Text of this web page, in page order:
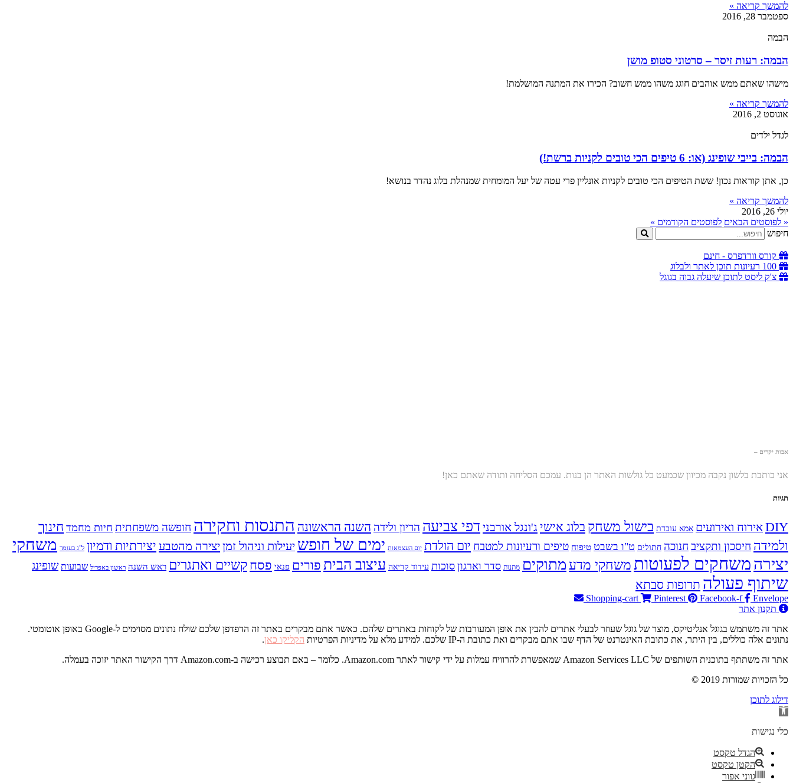
להמשך קריאה »
ספטמבר 28, 2016
הבמה
הבמה: רעות זיסר – סרטוני סטופ מושן
מישהו שאתם ממש אוהבים חוגג משהו ממש חשוב? הכירו את המתנה המושלמת!
להמשך קריאה »
אוגוסט 2, 2016
לגדל ילדים
הבמה: בייבי שופינג (או: 6 טיפים הכי טובים לקניות ברשת!)
כן, אתן קוראות נכון! ששת הטיפים הכי טובים לקניות אונליין פרי עטה של יעל המומחית שמנהלת בלוג נהדר בנושא!
להמשך קריאה »
יולי 26, 2016
« לפוסטים הבאים לפוסטים הקודמים »
חיפוש
קורס וורדפרס - חינם
100 רעיונות תוכן לאתר ולבלוג
צ'ק ליסט לתוכן שיעלה גבוה בגוגל
אבות יקרים –
אני כותבת בלשון נקבה מכיוון שכמעט כל גולשות האתר הן בנות. עמכם הסליחה ותודה שאתם כאן!
תגיות
DIYאירוח ואירועים אמא עובדת בישול משחק בלוג אישי ג'ונגל אורבני דפי צביעה הריון ולידה השנה הראשונה התנסות וחקירה חופשה משפחתית חיות מחמד חינוך
ולמידה חיסכון ותקציב חנוכה חתולים ט"ו בשבט טיפוח טיפים ורעיונות למטבח יום הולדת יום העצמאות ימים של חופש יעילות וניהול זמן יצירה מהטבע יצירתיות ודמיון ל"ג בעומר משחקי
יצירהמשחקים לפעוטות משחקי מדע מתוקים מתנות סדר וארגון סוכות עידוד קריאה עיצוב הבית פורים פנאי פסח קשיים ואתגרים ראש השנה ראשון באפריל שבועות שופינג
שיתוף פעולה תרופות סבתא
Shopping-cart Pinterest Facebook-f
Envelope
תקנון אתר
אתר זה משתמש בגוגל אנליטיקס, מוצר של גוגל שעוזר לבעלי אתרים להבין את אופן המעורבות של לקוחות באתרים שלהם. כאשר אתם מבקרים באתר זה הדפדפן שלכם שולח נתונים מסוימים ל-Google באופן אוטומטי.
נתונים אלה כוללים, בין היתר, את כתובת האינטרנט של הדף שבו אתם מבקרים ואת כתובת ה-IP שלכם. למידע מלא על מדיניות הפרטיות
הקליקו כאן.
אתר זה משתתף בתוכנית השותפים של Amazon Services LLC שמאפשרת להרוויח עמלות על ידי קישור לאתר Amazon.com. כלומר – באם תבוצע רכישה ב-Amazon.com דרך הקישור האתר יזוכה בעמלה.
© 2019 כל הזכויות שמורות
דילוג לתוכן
פתח
נגישות
כלי נגישות
הגדל טקסט
הקטן טקסט
גווני אפור